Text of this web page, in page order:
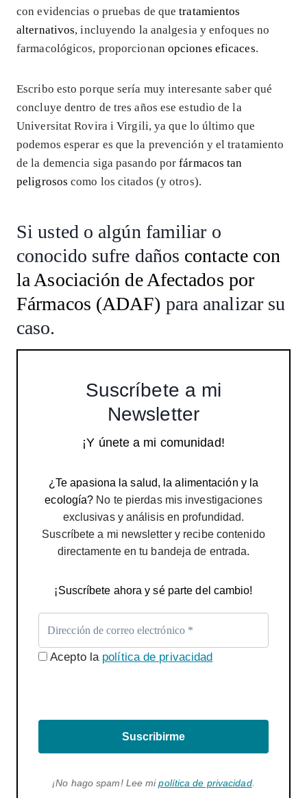
con evidencias o pruebas de quetratamientos
alternativos, incluyendo la analgesia y enfoques no
farmacológicos, proporcionan opciones eficaces.
Escribo esto porque sería muy interesante saber qué
concluye dentro de tres años ese estudio de la
Universitat Rovira i Virgili, ya que lo último que
podemos esperar es que la prevención y el tratamiento
de la demencia siga pasando porfármacos tan
peligrosos como los citados (y otros).
Si usted o algún familiar o
conocido sufre daños contacte con
la Asociación de Afectados por
Fármacos (ADAF) para analizar su
caso.
Suscríbete a mi
Newsletter
¡Y únete a mi comunidad!
¿Te apasiona la salud, la alimentación y la
ecología? No te pierdas mis investigaciones
exclusivas y análisis en profundidad.
Suscríbete a mi newsletter y recibe contenido
directamente en tu bandeja de entrada.
¡Suscríbete ahora y sé parte del cambio!
Acepto la política de privacidad
Suscribirme
¡No hago spam! Lee mipolítica de privacidad.